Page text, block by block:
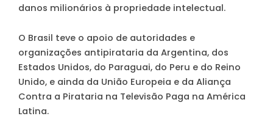
danos milionários à propriedade intelectual.
O Brasil teve o apoio de autoridades e
organizações antipirataria da Argentina, dos
Estados Unidos, do Paraguai, do Peru e do Reino
Unido, e ainda da União Europeia e da Aliança
Contra a Pirataria na Televisão Paga na América
Latina.